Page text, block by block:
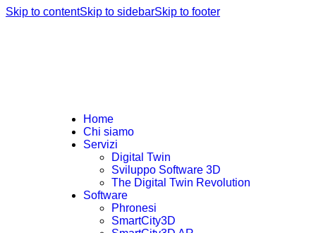
Skip to contentSkip to sidebarSkip to footer
Home
Chi siamo
Servizi
Digital Twin
Sviluppo Software 3D
The Digital Twin Revolution
Software
Phronesi
SmartCity3D